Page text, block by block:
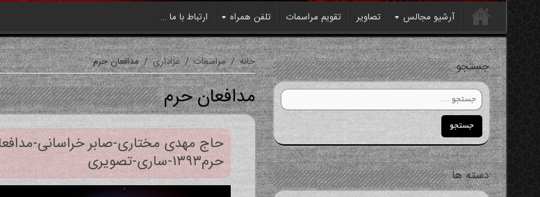
آرشیو مجالس تصاویر تقویم مراسمات تلفن همراه ارتباط با ما …
خانه / مراسمات / عزاداری / مدافعان حرم
مدافعان حرم
حاج مهدی مختاری-صابر خراسانی-
حرم۱۳۹۳-ساری-تصویری
جستجو
دسته ها